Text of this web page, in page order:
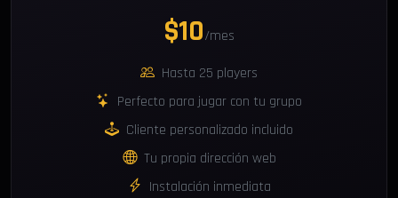
$10/mes
Hasta 25 players
Perfecto para jugar con tu grupo
Cliente personalizado incluido
Tu propia dirección web
Instalación inmediata